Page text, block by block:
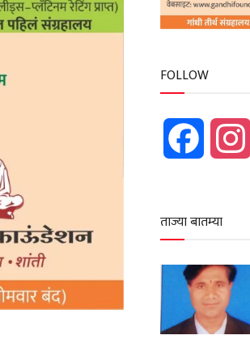
FOLLOW
Facebook
ताज्या बातम्या